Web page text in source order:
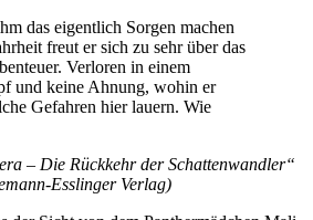
das eigentlich Sorgen machen
freut er sich zu sehr über das
Verloren in einem
und keine Ahnung, wohin er
Gefahren hier lauern. Wie
– Die Rückkehr der Schattenwandler“
Esslinger Verlag)